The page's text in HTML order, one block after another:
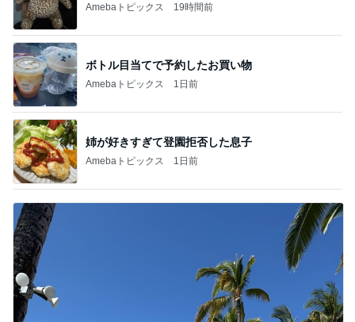
Amebaトピックス 19時間前
ボトル目当てで予約したお買い物
Amebaトピックス 1日前
姉が好きすぎて登園拒否した息子
Amebaトピックス 1日前